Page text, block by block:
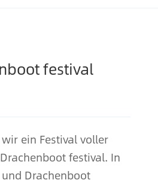
festival
ein Festival voller
festival. In
Drachenboot